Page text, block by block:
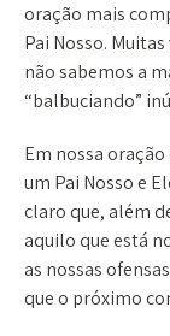
oração mais
Pai Nosso.
não sabemos a
“balbuciando”
Em nossa
um Pai Nosso e
claro que, além
aquilo que está
as nossas
que o próximo